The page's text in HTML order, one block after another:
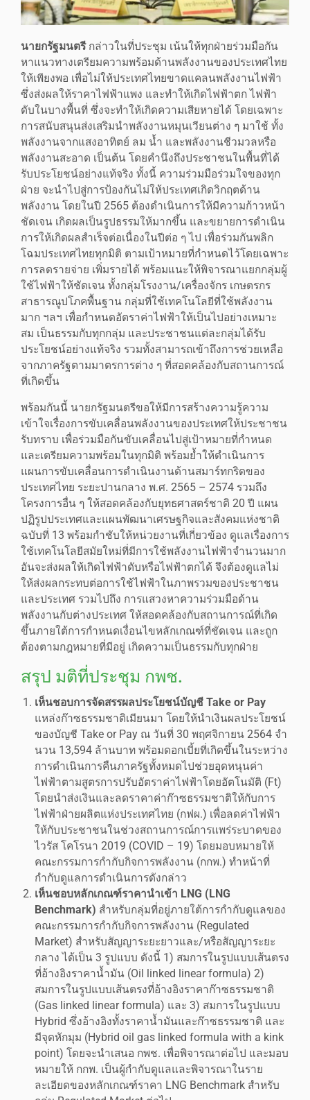
นายกรัฐมนตรีกล่าวในที่ประชุม เน้นให้ทุกฝ่ายร่วมมือกัน
หาแนวทางเตรียมความพร้อมด้านพลังงานของประเทศไทย
ให้เพียงพอ เพื่อไม่ให้ประเทศไทยขาดแคลนพลังงานไฟฟ้า
ซึ่งส่งผลให้ราคาไฟฟ้าแพง และทำให้เกิดไฟฟ้าตก ไฟฟ้า
ดับในบางพื้นที่ ซึ่งจะทำให้เกิดความเสียหายได้ โดยเฉพาะ
การสนับสนุนส่งเสริมนำพลังงานหมุนเวียนต่าง ๆ มาใช้ ทั้ง
พลังงานจากแสงอาทิตย์ ลม น้ำ และพลังงานชีวมวลหรือ
พลังงานสะอาด เป็นต้น โดยคำนึงถึงประชาชนในพื้นที่ได้
รับประโยชน์อย่างแท้จริง ทั้งนี้ ความร่วมมือร่วมใจของทุก
ฝ่าย จะนำไปสู่การป้องกันไม่ให้ประเทศเกิดวิกฤตด้าน
พลังงาน โดยในปี 2565 ต้องดำเนินการให้มีความก้าวหน้า
ชัดเจน เกิดผลเป็นรูปธรรมให้มากขึ้น และขยายการดำเนิน
การให้เกิดผลสำเร็จต่อเนื่องในปีต่อ ๆ ไป เพื่อร่วมกันพลิก
โฉมประเทศไทยทุกมิติ ตามเป้าหมายที่กำหนดไว้โดยเฉพาะ
การลดรายจ่าย เพิ่มรายได้ พร้อมแนะให้พิจารณาแยกกลุ่มผู้
ใช้ไฟฟ้าให้ชัดเจน ทั้งกลุ่มโรงงาน/เครื่องจักร เกษตรกร
สาธารณูปโภคพื้นฐาน กลุ่มที่ใช้เทคโนโลยีที่ใช้พลังงาน
มาก ฯลฯ เพื่อกำหนดอัตราค่าไฟฟ้าให้เป็นไปอย่างเหมาะ
สม เป็นธรรมกับทุกกลุ่ม และประชาชนแต่ละกลุ่มได้รับ
ประโยชน์อย่างแท้จริง รวมทั้งสามารถเข้าถึงการช่วยเหลือ
จากภาครัฐตามมาตรการต่าง ๆ ที่สอดคล้องกับสถานการณ์
ที่เกิดขึ้น
พร้อมกันนี้ นายกรัฐมนตรีขอให้มีการสร้างความรู้ความ
เข้าใจเรื่องการขับเคลื่อนพลังงานของประเทศให้ประชาชน
รับทราบ เพื่อร่วมมือกันขับเคลื่อนไปสู่เป้าหมายที่กำหนด
และเตรียมความพร้อมในทุกมิติ พร้อมย้ำให้ดำเนินการ
แผนการขับเคลื่อนการดำเนินงานด้านสมาร์ทกริดของ
ประเทศไทย ระยะปานกลาง พ.ศ. 2565 – 2574 รวมถึง
โครงการอื่น ๆ ให้สอดคล้องกับยุทธศาสตร์ชาติ 20 ปี แผน
ปฏิรูปประเทศและแผนพัฒนาเศรษฐกิจและสังคมแห่งชาติ
ฉบับที่ 13 พร้อมกำชับให้หน่วยงานที่เกี่ยวข้อง ดูแลเรื่องการ
ใช้เทคโนโลยีสมัยใหม่ที่มีการใช้พลังงานไฟฟ้าจำนวนมาก
อันจะส่งผลให้เกิดไฟฟ้าดับหรือไฟฟ้าตกได้ จึงต้องดูแลไม่
ให้ส่งผลกระทบต่อการใช้ไฟฟ้าในภาพรวมของประชาชน
และประเทศ รวมไปถึง การแสวงหาความร่วมมือด้าน
พลังงานกับต่างประเทศ ให้สอดคล้องกับสถานการณ์ที่เกิด
ขึ้นภายใต้การกำหนดเงื่อนไขหลักเกณฑ์ที่ชัดเจน และถูก
ต้องตามกฎหมายที่มีอยู่ เกิดความเป็นธรรมกับทุกฝ่าย
สรุป มติที่ประชุม กพช.
เห็นชอบการจัดสรรผลประโยชน์บัญชี Take or Pay
แหล่งก๊าซธรรมชาติเมียนมา โดยให้นําเงินผลประโยชน์
ของบัญชี Take or Pay ณ วันที่ 30 พฤศจิกายน 2564 จํา
นวน 13,594 ล้านบาท พร้อมดอกเบี้ยที่เกิดขึ้นในระหว่าง
การดำเนินการคืนภาครัฐทั้งหมดไปช่วยอุดหนุนค่า
ไฟฟ้าตามสูตรการปรับอัตราค่าไฟฟ้าโดยอัตโนมัติ (Ft)
โดยนําส่งเงินและลดราคาค่าก๊าซธรรมชาติให้กับการ
ไฟฟ้าฝ่ายผลิตแห่งประเทศไทย (กฟผ.) เพื่อลดค่าไฟฟ้า
ให้กับประชาชนในช่วงสถานการณ์การแพร่ระบาดของ
ไวรัส โคโรนา 2019 (COVID – 19) โดยมอบหมายให้
คณะกรรมการกำกับกิจการพลังงาน (กกพ.) ทำหน้าที่
กำกับดูแลการดำเนินการดังกล่าว
เห็นชอบหลักเกณฑ์ราคานำเข้า LNG (LNG
Benchmark) สำหรับกลุ่มที่อยู่ภายใต้การกำกับดูแลของ
คณะกรรมการกำกับกิจการพลังงาน (Regulated
Market) สำหรับสัญญาระยะยาวและ/หรือสัญญาระยะ
กลาง ได้เป็น 3 รูปแบบ ดังนี้ 1) สมการในรูปแบบเส้นตรง
ที่อ้างอิงราคาน้ำมัน (Oil linked linear formula) 2)
สมการในรูปแบบเส้นตรงที่อ้างอิงราคาก๊าซธรรมชาติ
(Gas linked linear formula) และ 3) สมการในรูปแบบ
Hybrid ซึ่งอ้างอิงทั้งราคาน้ำมันและก๊าซธรรมชาติ และ
มีจุดหักมุม (Hybrid oil gas linked formula with a kink
point) โดยจะนำเสนอ กพช. เพื่อพิจารณาต่อไป และมอบ
หมายให้ กกพ. เป็นผู้กำกับดูแลและพิจารณาในราย
ละเอียดของหลักเกณฑ์ราคา LNG Benchmark สำหรับ